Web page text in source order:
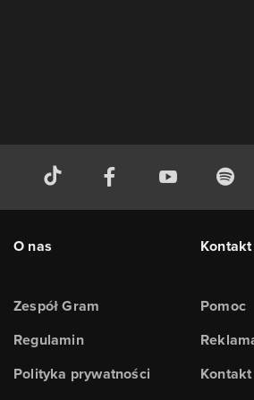
O nas
Zespół Gram
Regulamin
Polityka prywatności
Kontakt
Pomoc